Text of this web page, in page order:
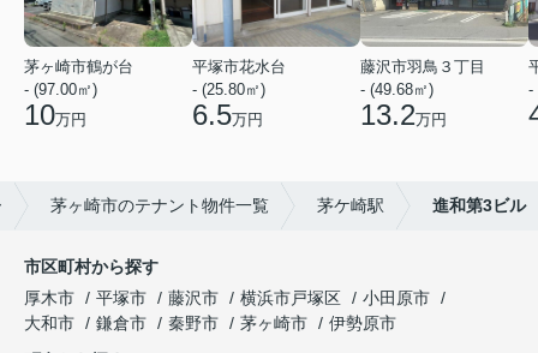
茅ヶ崎市鶴が台
- (97.00㎡)
10万円
平塚市花水台
- (25.80㎡)
6.5万円
藤沢市羽鳥３丁目
- (49.68㎡)
13.2万円
-
茅ヶ崎市のテナント物件一覧 茅ケ崎駅 進和第3ビル
市区町村から探す
厚木市
平塚市 藤沢市 横浜市戸塚区
小田原市
大和市
鎌倉市 秦野市 茅ヶ崎市
伊勢原市